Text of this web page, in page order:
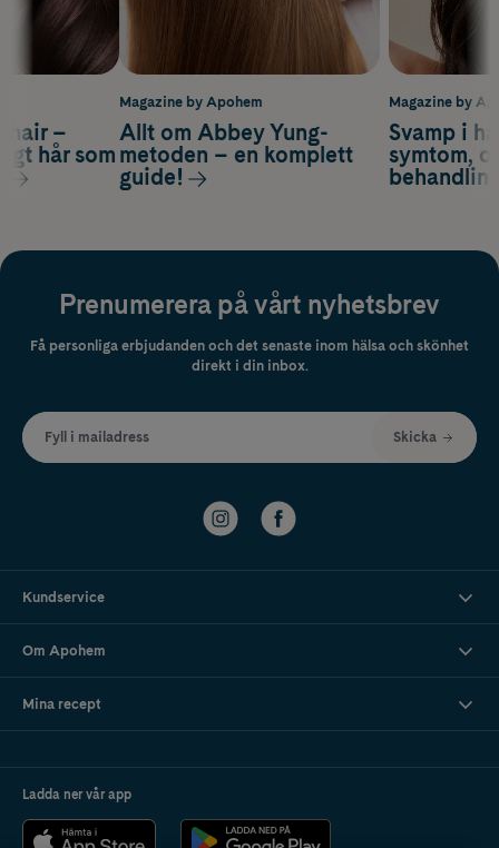
Magazine by
Svamp i
symtom,
hair –
hår som
Magazine by Apohem
Allt om Abbey Yung-
metoden – en komplett
guide!
Prenumerera på vårt nyhetsbrev
Få personliga erbjudanden och det senaste inom hälsa och skönhet
direkt i din inbox.
Fyll i mailadress Skicka
Kundservice
Om Apohem
Mina recept
Ladda ner vår app